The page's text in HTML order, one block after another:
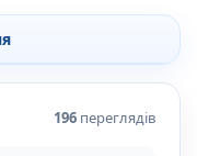
196переглядів